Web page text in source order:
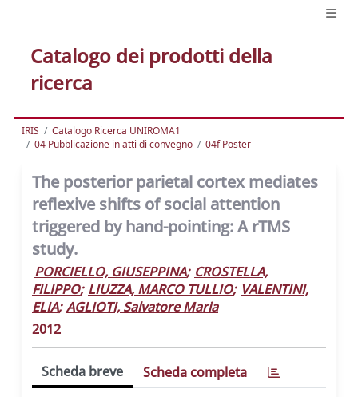
Catalogo dei prodotti della
ricerca
IRIS
Catalogo Ricerca UNIROMA1
04 Pubblicazione in atti di convegno
04f Poster
The posterior parietal cortex mediates
reflexive shifts of social attention
triggered by hand-pointing: A rTMS
study.
PORCIELLO, GIUSEPPINA; CROSTELLA,
FILIPPO; LIUZZA, MARCO TULLIO; VALENTINI,
ELIA; AGLIOTI, Salvatore Maria
2012
Scheda breve Scheda completa